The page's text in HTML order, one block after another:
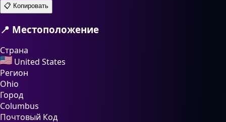
📋 Копировать
📍 Местоположение
Страна
United States
Регион
Ohio
Город
Columbus
Почтовый Код